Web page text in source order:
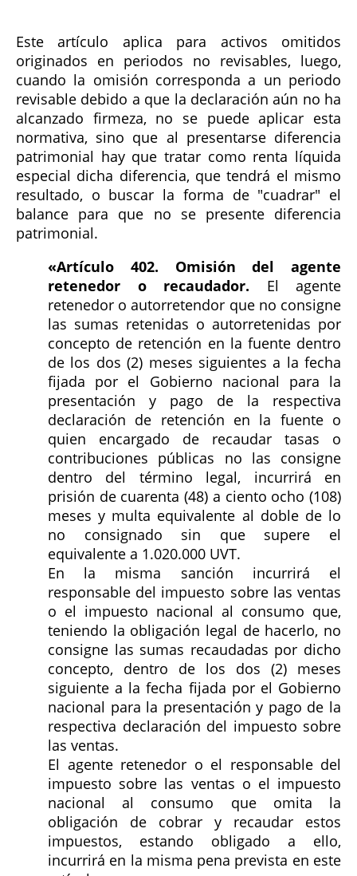
Este artículo aplica para activos omitidos
originados en periodos no revisables, luego,
cuando la omisión corresponda a un periodo
revisable debido a que la declaración aún no ha
alcanzado firmeza, no se puede aplicar esta
normativa, sino que al presentarse diferencia
patrimonial hay que tratar como renta líquida
especial dicha diferencia, que tendrá el mismo
resultado, o buscar la forma de "cuadrar" el
balance para que no se presente diferencia
patrimonial.
«Artículo 402. Omisión del agente
retenedor o recaudador. El agente
retenedor o autorretendor que no consigne
las sumas retenidas o autorretenidas por
concepto de retención en la fuente dentro
de los dos (2) meses siguientes a la fecha
fijada por el Gobierno nacional para la
presentación y pago de la respectiva
declaración de retención en la fuente o
quien encargado de recaudar tasas o
contribuciones públicas no las consigne
dentro del término legal, incurrirá en
prisión de cuarenta (48) a ciento ocho (108)
meses y multa equivalente al doble de lo
no consignado sin que supere el
equivalente a 1.020.000 UVT.
En la misma sanción incurrirá el
responsable del impuesto sobre las ventas
o el impuesto nacional al consumo que,
teniendo la obligación legal de hacerlo, no
consigne las sumas recaudadas por dicho
concepto, dentro de los dos (2) meses
siguiente a la fecha fijada por el Gobierno
nacional para la presentación y pago de la
respectiva declaración del impuesto sobre
las ventas.
El agente retenedor o el responsable del
impuesto sobre las ventas o el impuesto
nacional al consumo que omita la
obligación de cobrar y recaudar estos
impuestos, estando obligado a ello,
incurrirá en la misma pena prevista en este